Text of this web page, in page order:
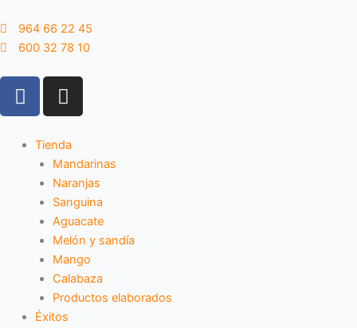
al
contenido
964 66 22 45
600 32 78 10
F
a
e
I
n
t
a
g
r
a
m
Tienda
Mandarinas
Naranjas
Sanguina
Aguacate
Melón y sandía
Mango
Calabaza
Productos elaborados
Éxitos